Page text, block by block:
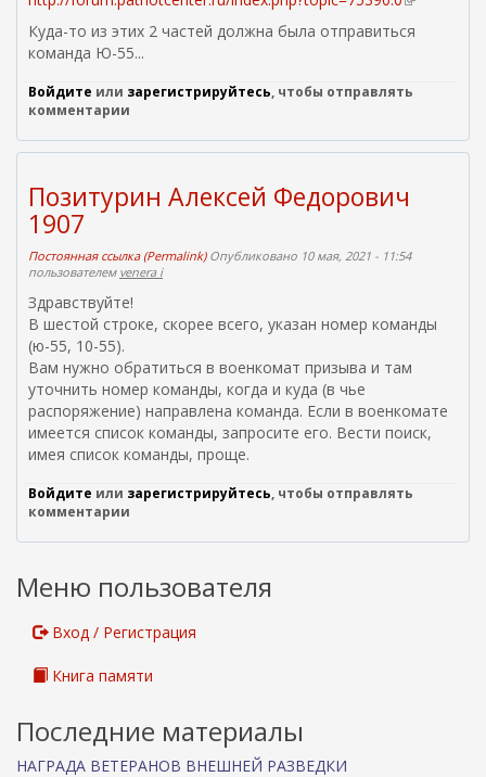
н
ш
я
с
к
Куда-то из этих 2 частей должна была отправиться
команда Ю-55...
Войдите или зарегистрируйтесь, чтобы отправлять
комментарии
Позитурин Алексей Федорович
1907
Постоянная ссылка (Permalink)Опубликовано 10 мая, 2021 - 11:54
пользователем venera i
Здравствуйте!
В шестой строке, скорее всего, указан номер команды
(ю-55, 10-55).
Вам нужно обратиться в военкомат призыва и там
уточнить номер команды, когда и куда (в чье
распоряжение) направлена команда. Если в военкомате
имеется список команды, запросите его. Вести поиск,
имея список команды, проще.
Войдите или зарегистрируйтесь, чтобы отправлять
комментарии
Меню пользователя
Вход / Регистрация
Книга памяти
Последние материалы
НАГРАДА ВЕТЕРАНОВ ВНЕШНЕЙ РАЗВЕДКИ